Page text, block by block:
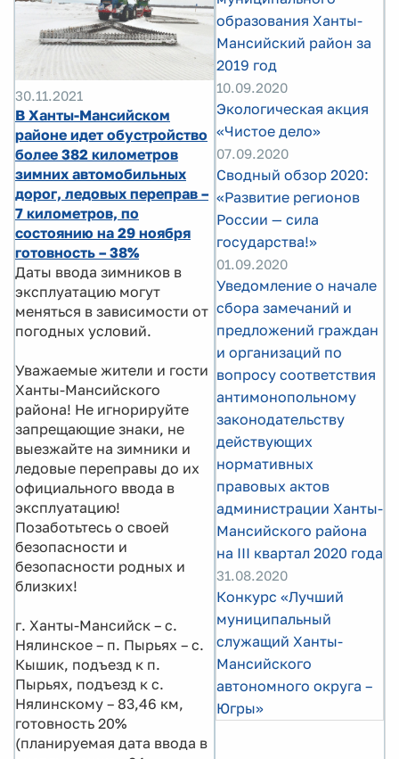
30.11.2021
В Ханты-Мансийском
районе идет обустройство
более 382 километров
зимних автомобильных
дорог, ледовых переправ –
7 километров, по
состоянию на 29 ноября
готовность – 38%
Даты ввода зимников в
эксплуатацию могут
меняться в зависимости от
погодных условий.
Уважаемые жители и гости
Ханты-Мансийского
района! Не игнорируйте
запрещающие знаки, не
выезжайте на зимники и
ледовые переправы до их
официального ввода в
эксплуатацию!
Позаботьтесь о своей
безопасности и
безопасности родных и
близких!
г. Ханты-Мансийск – с.
Нялинское – п. Пырьях – с.
Кышик, подъезд к п.
Пырьях, подъезд к с.
Нялинскому – 83,46 км,
готовность 20%
(планируемая дата ввода в
образования Ханты-
Мансийский район за
2019 год
10.09.2020
Экологическая акция
«Чистое дело»
07.09.2020
Сводный обзор 2020:
«Развитие регионов
России — сила
государства!»
01.09.2020
Уведомление о начале
сбора замечаний и
предложений граждан
и организаций по
вопросу соответствия
антимонопольному
законодательству
действующих
нормативных
правовых актов
администрации Ханты-
Мансийского района
на III квартал 2020 года
31.08.2020
Конкурс «Лучший
муниципальный
служащий Ханты-
Мансийского
автономного округа –
Югры»